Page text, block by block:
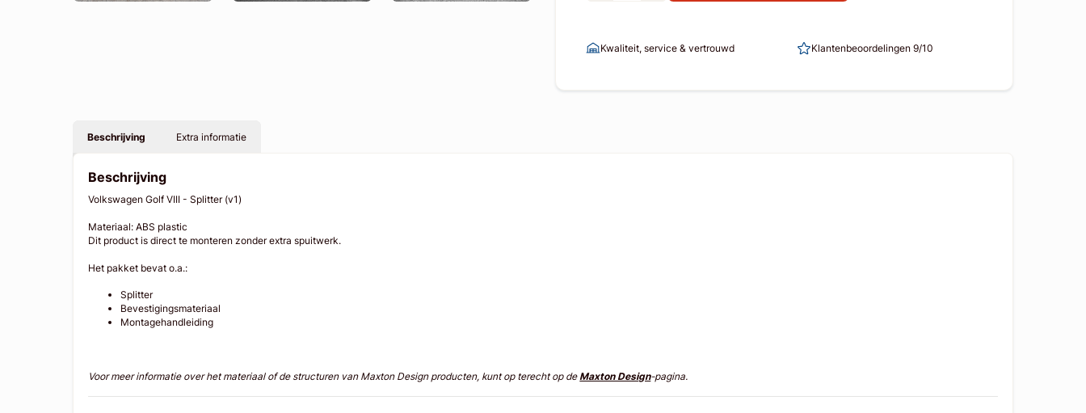
Kwaliteit, service & vertrouwd Klantenbeoordelingen 9/10
Beschrijving Extra informatie
Beschrijving
Volkswagen Golf VIII - Splitter (v1)
Materiaal: ABS plastic
Dit product is direct te monteren zonder extra spuitwerk.
Het pakket bevat o.a.:
Splitter
Bevestigingsmateriaal
Montagehandleiding
Voor meer informatie over het materiaal of de structuren van Maxton Design producten, kunt op terecht op deMaxton Design-pagina.